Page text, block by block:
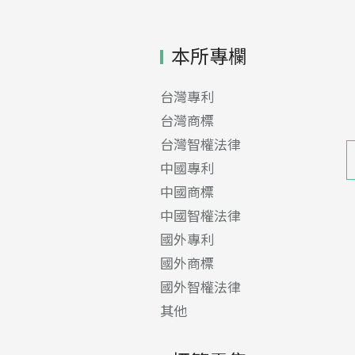
本所專欄
台灣專利
台灣商標
台灣智權法律
中國專利
中國商標
中國智權法律
國外專利
國外商標
國外智權法律
其他